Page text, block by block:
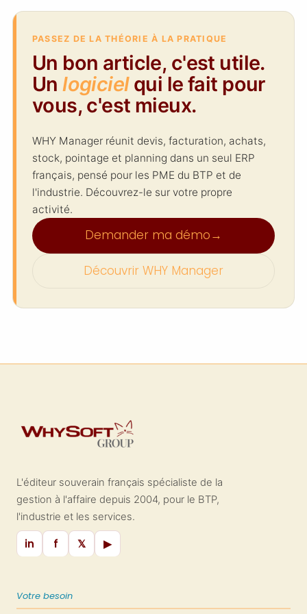
accessible concernant le calcul du
comment l'utiliser comme boussole
pour générer des bénéfices durables
sur le long terme, quelle que soit la
période économique traversée.
PASSEZ DE LA THÉORIE À LA PRATIQUE
Un bon article, c'est utile.
Unlogicielqui le fait pour
vous, c'est mieux.
WHY Manager réunit devis, facturation, achats,
stock, pointage et planning dans un seul ERP
français, pensé pour les PME du BTP et de
l'industrie. Découvrez-le sur votre propre
activité.
Demander ma démo→
Découvrir WHY Manager
L'éditeur souverain français spécialiste de la
gestion à l'affaire depuis 2004, pour le BTP,
l'industrie et les services.
in f 𝕏 ▶
Votre besoin